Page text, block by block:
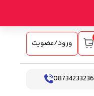
ورود/عضویت
08734233236